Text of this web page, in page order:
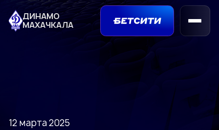
ДИНАМО
МАХАЧКАЛА
12 марта 2025